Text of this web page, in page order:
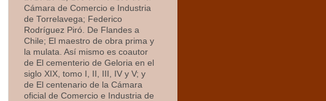
Cámara de Comercio e Industria
de Torrelavega; Federico
Rodríguez Piró. De Flandes a
Chile; El maestro de obra prima y
la mulata. Así mismo es coautor
de El cementerio de Geloria en el
siglo XIX, tomo I, II, III, IV y V; y
de El centenario de la Cámara
oficial de Comercio e Industria de